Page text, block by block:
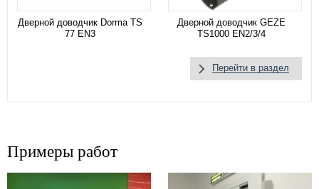
Дверной доводчик Dorma TS
77 EN3
Дверной доводчик GEZE
TS1000 EN2/3/4
Перейти в раздел
Примеры работ